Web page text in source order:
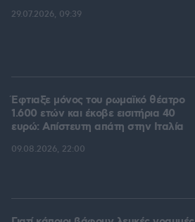
29.07.2026, 09:39
Έφτιαξε μόνος του ρωμαϊκό θέατρο
1.600 ετών και έκοβε εισιτήρια 40
ευρώ: Απίστευτη απάτη στην Ιταλία
09.08.2026, 22:00